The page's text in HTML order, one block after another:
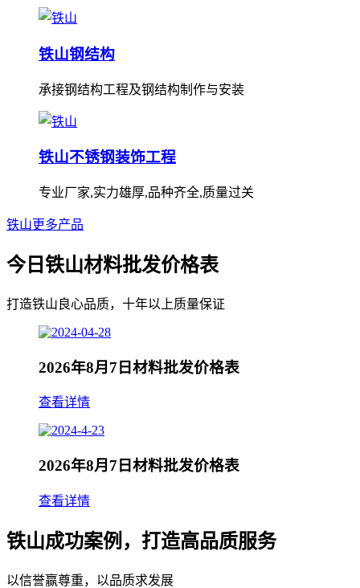
铁山钢结构
承接钢结构工程及钢结构制作与安装
铁山不锈钢装饰工程
专业厂家,实力雄厚,品种齐全,质量过关
铁山更多产品
今日铁山材料批发价格表
打造铁山良心品质，十年以上质量保证
2026年8月7日材料批发价格表
查看详情
2026年8月7日材料批发价格表
查看详情
铁山成功案例，打造高品质服务
以信誉赢尊重，以品质求发展